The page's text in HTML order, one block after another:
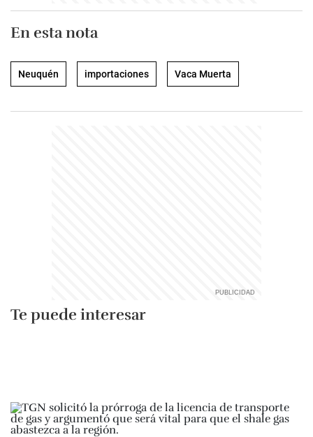
En esta nota
Neuquén importaciones Vaca Muerta
Te puede interesar